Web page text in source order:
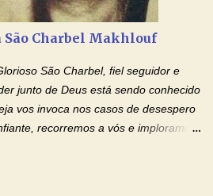
que foi concebido pelo poder do Espí­
Maria, padeceu sob Pôncio Pilatos,
Desceu à mansão dos mortos;
subiu aos céus, está sentado à direita
donde há de vir a julgar os v...
São Charbel Makhlouf
São Charbel, fiel seguidor e
junto de Deus está sendo conhecido
vos invoca nos casos de desespero
recorremos a vós e imploramos